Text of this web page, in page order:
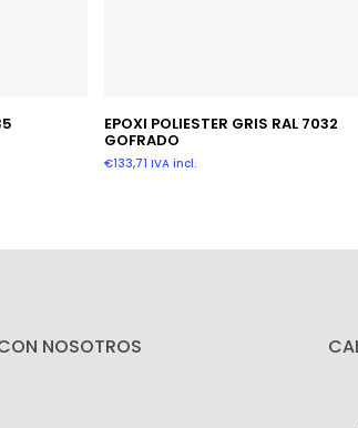
Leer Más
EPOXI POLIESTER GRIS RAL 7032
GOFRADO
€133,71 IVA incl.
NOSOTROS